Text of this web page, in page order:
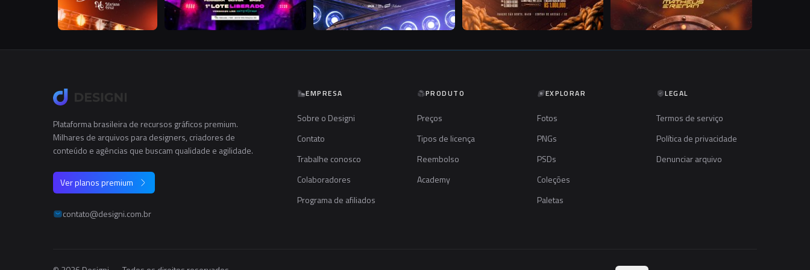
Plataforma brasileira de recursos gráficos premium.
Milhares de arquivos para designers, criadores de
conteúdo e agências que buscam qualidade e agilidade.
Ver planos premium
contato@designi.com.br
EMPRESA
Sobre o Designi
Contato
Trabalhe conosco
Colaboradores
Programa de afiliados
PRODUTO
Preços
Tipos de licença
Reembolso
Academy
EXPLORAR
Fotos
PNGs
PSDs
Coleções
Paletas
LEGAL
Termos de serviço
Política de privacidade
Denunciar arquivo